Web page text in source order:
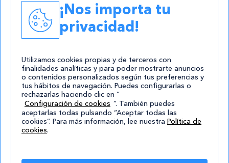
Contacto
atencion@cursos.com
Redes Sociales
Aviso Legal|Política de privacidad|Cookies|Mapa de
¡Nos importa tu
privacidad!
Utilizamos cookies propias y de terceros con
finalidades analíticas y para poder mostrarte anuncios
o contenidos personalizados según tus preferencias y
tus hábitos de navegación. Puedes configurarlas o
rechazarlas haciendo clic en “
Configuración de cookies ”. También puedes
aceptarlas todas pulsando “Aceptar todas las
cookies”. Para más información, lee nuestra Política de
cookies.